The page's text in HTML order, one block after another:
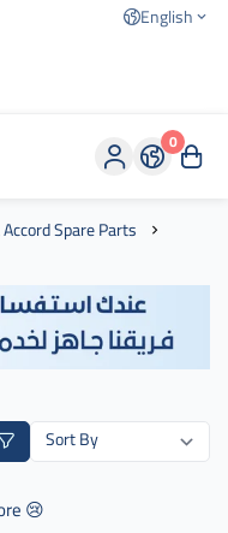
English
0
Spare Parts
😢